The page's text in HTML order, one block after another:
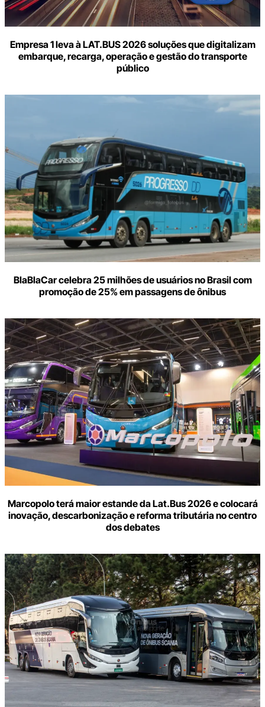
Empresa 1 leva à LAT.BUS 2026 soluções que digitalizam
embarque, recarga, operação e gestão do transporte
público
BlaBlaCar celebra 25 milhões de usuários no Brasil com
promoção de 25% em passagens de ônibus
Marcopolo terá maior estande da Lat.Bus 2026 e colocará
inovação, descarbonização e reforma tributária no centro
dos debates